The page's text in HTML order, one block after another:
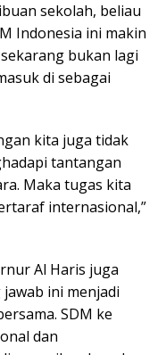
sekolah, beliau
Indonesia ini makin
bukan lagi
di sebagai
kita juga tidak
tantangan
Maka tugas kita
internasional,”
Al Haris juga
ini menjadi
SDM ke
dan